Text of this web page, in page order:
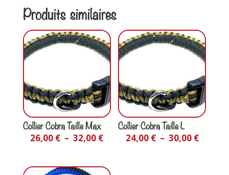
Produits similaires
Collier Cobra Taille Max
26,00 € – 32,00 €
Collier Cobra Taille L
24,00 € – 30,00 €